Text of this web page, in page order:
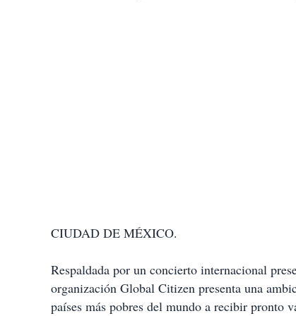
CIUDAD DE MÉXICO.
Respaldada por un concierto internacional
organización Global Citizen presenta una
países más pobres del mundo a recibir pronto